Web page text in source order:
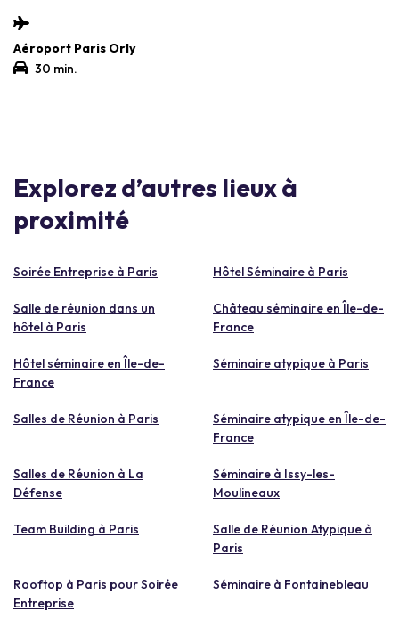
Aéroport Paris Orly
30 min.
Explorez d’autres lieux à
proximité
Soirée Entreprise à Paris Hôtel Séminaire à Paris
Salle de réunion dans un
hôtel à Paris
Château séminaire en Île-de-
France
Hôtel séminaire en Île-de-
France
Séminaire atypique à Paris
Salles de Réunion à Paris
Séminaire atypique en Île-de-
France
Salles de Réunion à La
Défense
Séminaire à Issy-les-
Moulineaux
Team Building à Paris
Salle de Réunion Atypique à
Paris
Rooftop à Paris pour Soirée
Entreprise
Séminaire à Fontainebleau